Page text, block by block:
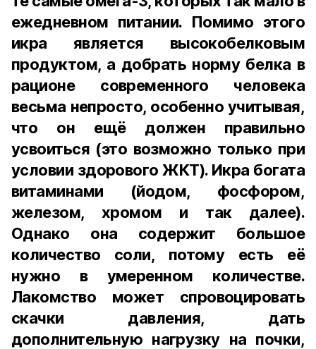
ежедневном питании. Помимо этого
икра является высокобелковым
продуктом, а добрать норму белка в
рационе современного человека
весьма непросто, особенно учитывая,
что он ещё должен правильно
усвоиться (это возможно только при
условии здорового ЖКТ). Икра богата
витаминами (йодом, фосфором,
железом, хромом и так далее).
Однако она содержит большое
количество соли, потому есть её
нужно в умеренном количестве.
Лакомство может спровоцировать
скачки давления, дать
дополнительную нагрузку на почки,